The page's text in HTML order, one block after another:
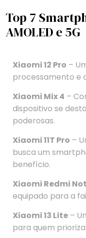
Top 7
AMOLED e 5G
Xiaomi 12 Pro –
processamento e
Xiaomi Mix 4 –
dispositivo se
poderosas.
Xiaomi 11T Pro –
busca um
benefício.
Xiaomi Redmi
equipado para a
Xiaomi 13 Lite –
para quem